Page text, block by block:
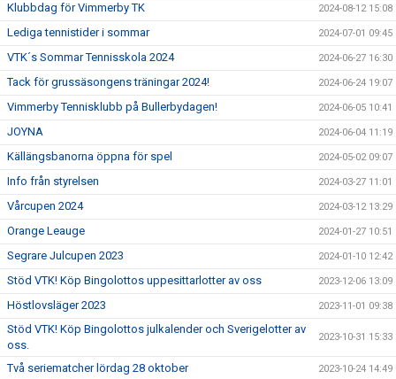
Klubbdag för Vimmerby TK 2024-08-12 15:08
Lediga tennistider i sommar 2024-07-01 09:45
VTK´s Sommar Tennisskola 2024 2024-06-27 16:30
Tack för grussäsongens träningar 2024! 2024-06-24 19:07
Vimmerby Tennisklubb på Bullerbydagen! 2024-06-05 10:41
JOYNA 2024-06-04 11:19
Källängsbanorna öppna för spel 2024-05-02 09:07
Info från styrelsen 2024-03-27 11:01
Vårcupen 2024 2024-03-12 13:29
Orange Leauge 2024-01-27 10:51
Segrare Julcupen 2023 2024-01-10 12:42
Stöd VTK! Köp Bingolottos uppesittarlotter av oss 2023-12-06 13:09
Höstlovsläger 2023 2023-11-01 09:38
Stöd VTK! Köp Bingolottos julkalender och Sverigelotter av
oss.
2023-10-31 15:33
Två seriematcher lördag 28 oktober 2023-10-24 14:49